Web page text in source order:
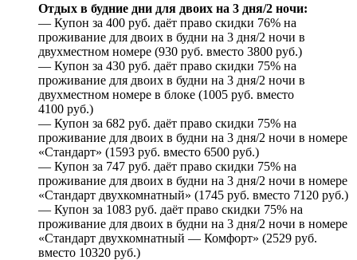
Отдых в будние дни для двоих на 3 дня/2 ночи:
— Купон за 400 руб. даёт право скидки 76% на
проживание для двоих в будни на 3 дня/2 ночи в
двухместном номере (930 руб. вместо 3800 руб.)
— Купон за 430 руб. даёт право скидки 75% на
проживание для двоих в будни на 3 дня/2 ночи в
двухместном номере в блоке (1005 руб. вместо
4100 руб.)
— Купон за 682 руб. даёт право скидки 75% на
проживание для двоих в будни на 3 дня/2 ночи в номере
«Стандарт» (1593 руб. вместо 6500 руб.)
— Купон за 747 руб. даёт право скидки 75% на
проживание для двоих в будни на 3 дня/2 ночи в номере
«Стандарт двухкомнатный» (1745 руб. вместо 7120 руб.)
— Купон за 1083 руб. даёт право скидки 75% на
проживание для двоих в будни на 3 дня/2 ночи в номере
«Стандарт двухкомнатный — Комфорт» (2529 руб.
вместо 10320 руб.)